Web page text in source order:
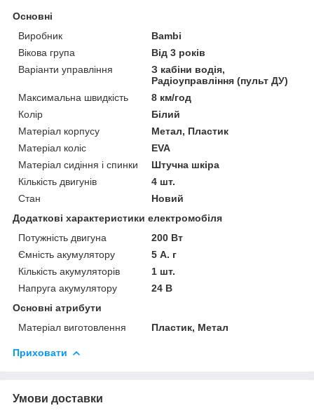
Основні
Виробник
Bambi
Вікова група
Від 3 років
Варіанти управління
З кабіни водія,
Радіоуправління (пульт ДУ)
Максимальна швидкість
8 км/год
Колір
Білий
Матеріал корпусу
Метал, Пластик
Матеріал коліс
EVA
Матеріал сидіння і спинки
Штучна шкіра
Кількість двигунів
4 шт.
Стан
Новий
Додаткові характеристики електромобіля
Потужність двигуна
200 Вт
Ємність акумулятору
5 А. г
Кількість акумуляторів
1 шт.
Напруга акумулятору
24 В
Основні атрибути
Матеріал виготовлення
Пластик, Метал
Приховати
Умови доставки